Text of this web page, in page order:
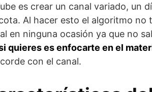
es crear un canal variado, un
Al hacer esto el algoritmo no
en ninguna ocasión ya que no
quieres es enfocarte en el
con el canal.